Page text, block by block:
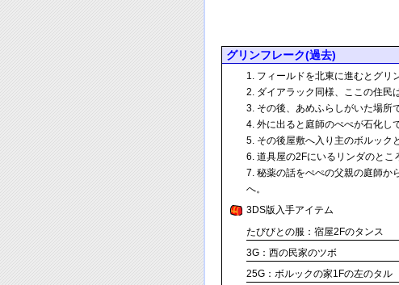
グリンフレーク(過去)
フィールドを北東に進むとグリ
ダイアラック同様、ここの住民
その後、あめふらしがいた場所
外に出ると庭師のぺぺが石化し
その後屋敷へ入り主のボルック
道具屋の2Fにいるリンダのとこ
秘薬の話をぺぺの父親の庭師か
へ。
3DS版入手アイテム
たびびとの服：宿屋2Fのタンス
3G：西の民家のツボ
25G：ボルックの家1Fの左のタル